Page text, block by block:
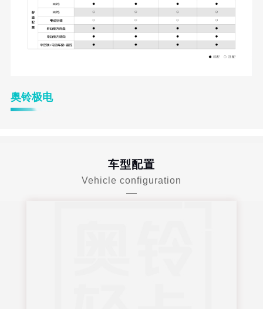
奥铃极电
车型配置
Vehicle configuration